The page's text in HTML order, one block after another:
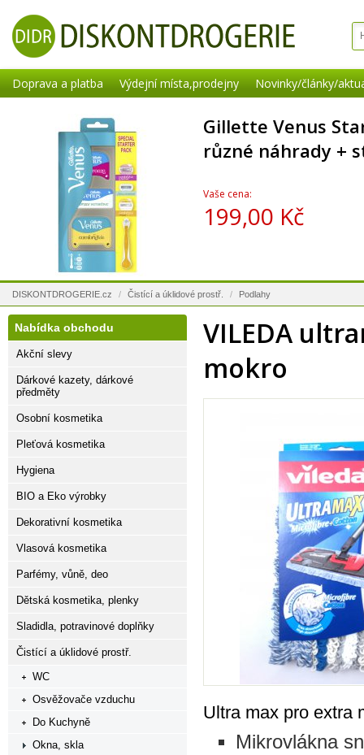
Doprava a platba Výdejní místa,prodejny Novinky/články/
Gillette Venus
různé náhrady +
Vaše cena:
199,00 Kč
DISKONTDROGERIE.cz / Čistící a úklidové prostř. / Podlahy
VILEDA
mokro
Ultra max pro extra
Mikrovlákna
Nabídka obchodu
Akční slevy
Dárkové kazety, dárkové
předměty
Osobní kosmetika
Pleťová kosmetika
Hygiena
BIO a Eko výrobky
Dekorativní kosmetika
Vlasová kosmetika
Parfémy, vůně, deo
Dětská kosmetika, plenky
Sladidla, potravinové doplňky
Čistící a úklidové prostř.
WC
Osvěžovače vzduchu
Do Kuchyně
Okna, skla